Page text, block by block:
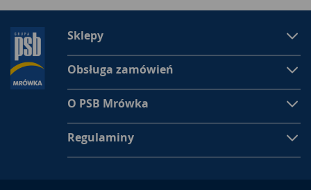
Sklepy
Obsługa zamówień
O PSB Mrówka
Regulaminy